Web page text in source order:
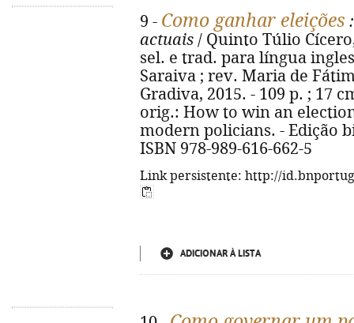
9 - Como ganhar eleições
actuais / Quinto Túlio
sel. e trad. para língua
Saraiva ; rev. Maria de
Gradiva, 2015. - 109 p. ; 17
orig.: How to win an
modern policians. - Edição
ISBN 978-989-616-662-5
Link persistente: http://
ADICIONAR À LISTA